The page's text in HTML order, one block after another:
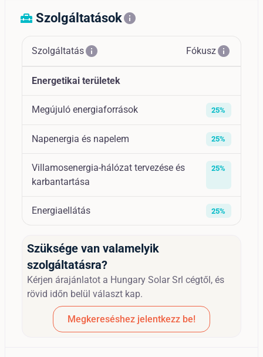
home_repair_service Szolgáltatásokinfo
Szolgáltatásinfo Fókuszinfo
Energetikai területek
Megújuló energiaforrások 25%
Napenergia és napelem 25%
Villamosenergia-hálózat tervezése és
karbantartása
25%
Energiaellátás 25%
Szüksége van valamelyik
szolgáltatásra?
Kérjen árajánlatot a Hungary Solar Srl cégtől, és
rövid időn belül választ kap.
Megkereséshez jelentkezz be!